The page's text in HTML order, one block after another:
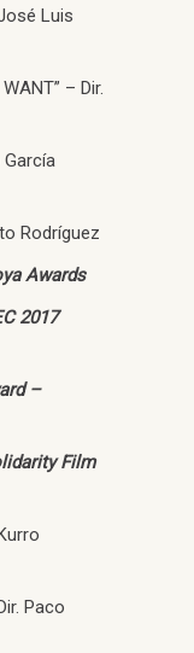
Luis
– Dir.
García
Rodríguez
Awards
2017
–
Film
Paco